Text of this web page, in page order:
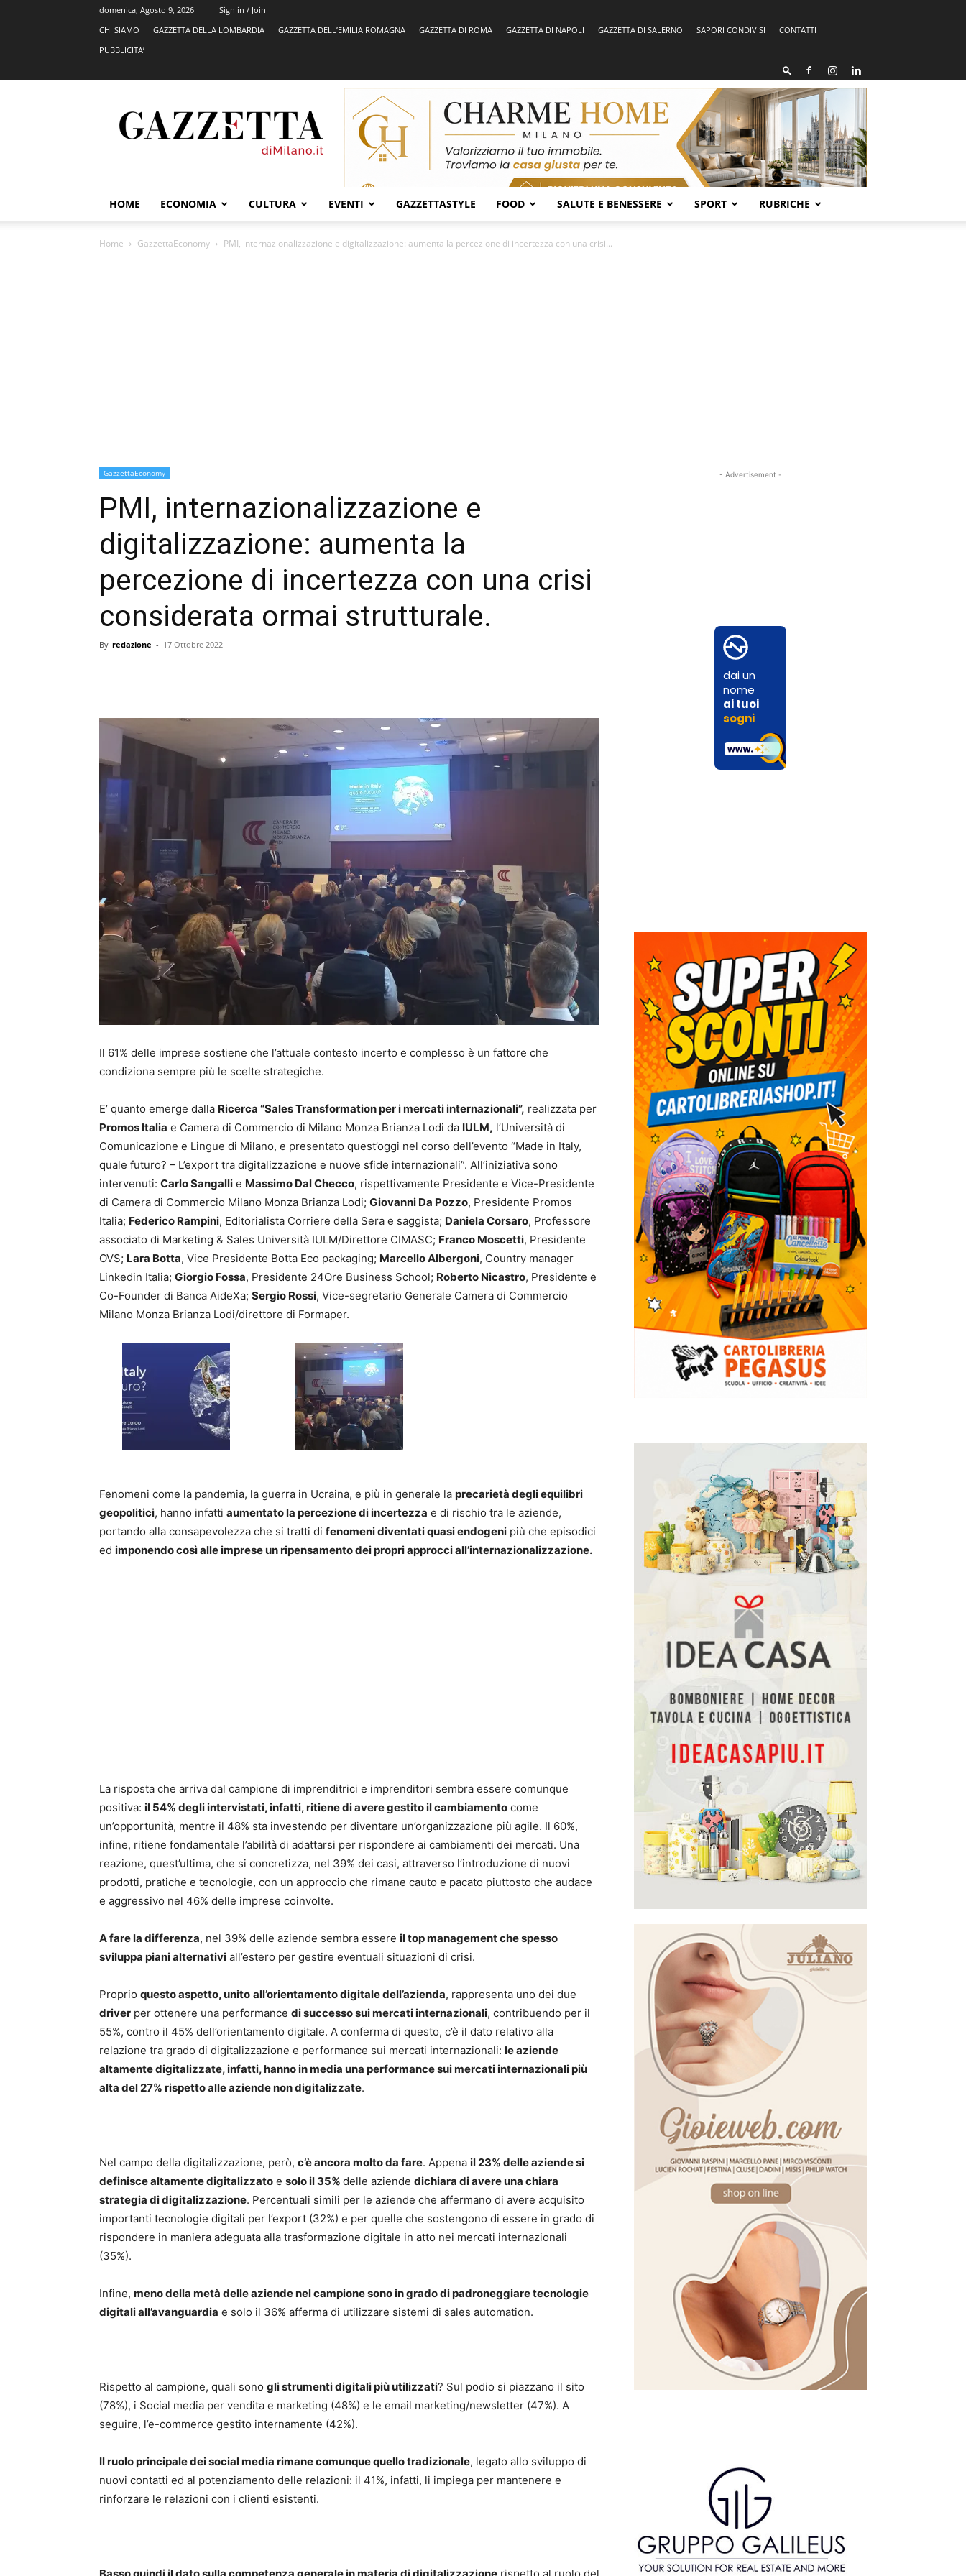
domenica, Agosto 9, 2026
Sign in / Join
CHI SIAMO
GAZZETTA DELLA LOMBARDIA GAZZETTA DELL’EMILIA ROMAGNA GAZZETTA DI ROMA GAZZETTA DI NAPOLI GAZZETTA DI SALERNO SAPORI CONDIVISI
CONTATTI
PUBBLICITA’
HOME ECONOMIA CULTURA EVENTI GAZZETTASTYLE FOOD SALUTE E BENESSERE SPORT RUBRICHE
Home GazzettaEconomy PMI, internazionalizzazione e digitalizzazione: aumenta la percezione di incertezza con una crisi...
GazzettaEconomy
PMI, internazionalizzazione e
digitalizzazione: aumenta la
percezione di incertezza con una crisi
considerata ormai strutturale.
By redazione - 17 Ottobre 2022
Il 61% delle imprese sostiene che l’attuale contesto incerto e complesso è un fattore che
condiziona sempre più le scelte strategiche.
E’ quanto emerge dalla Ricerca “Sales Transformation per i mercati internazionali”, realizzata per
Promos Italia e Camera di Commercio di Milano Monza Brianza Lodi da IULM, l’Università di
Comunicazione e Lingue di Milano, e presentato quest’oggi nel corso dell’evento “Made in Italy,
quale futuro? – L’export tra digitalizzazione e nuove sfide internazionali”. All’iniziativa sono
intervenuti: Carlo Sangalli e Massimo Dal Checco, rispettivamente Presidente e Vice-Presidente
di Camera di Commercio Milano Monza Brianza Lodi; Giovanni Da Pozzo, Presidente Promos
Italia; Federico Rampini, Editorialista Corriere della Sera e saggista; Daniela Corsaro, Professore
associato di Marketing & Sales Università IULM/Direttore CIMASC; Franco Moscetti, Presidente
OVS; Lara Botta, Vice Presidente Botta Eco packaging; Marcello Albergoni, Country manager
Linkedin Italia; Giorgio Fossa, Presidente 24Ore Business School; Roberto Nicastro, Presidente e
Co-Founder di Banca AideXa; Sergio Rossi, Vice-segretario Generale Camera di Commercio
Milano Monza Brianza Lodi/direttore di Formaper.
Fenomeni come la pandemia, la guerra in Ucraina, e più in generale la precarietà degli equilibri
geopolitici, hanno infatti aumentato la percezione di incertezza e di rischio tra le aziende,
portando alla consapevolezza che si tratti di fenomeni diventati quasi endogeni più che episodici
ed imponendo così alle imprese un ripensamento dei propri approcci all’internazionalizzazione.
La risposta che arriva dal campione di imprenditrici e imprenditori sembra essere comunque
positiva: il 54% degli intervistati, infatti, ritiene di avere gestito il cambiamento come
un’opportunità, mentre il 48% sta investendo per diventare un’organizzazione più agile. Il 60%,
infine, ritiene fondamentale l’abilità di adattarsi per rispondere ai cambiamenti dei mercati. Una
reazione, quest’ultima, che si concretizza, nel 39% dei casi, attraverso l’introduzione di nuovi
prodotti, pratiche e tecnologie, con un approccio che rimane cauto e pacato piuttosto che audace
e aggressivo nel 46% delle imprese coinvolte.
A fare la differenza, nel 39% delle aziende sembra essere il top management che spesso
sviluppa piani alternativi all’estero per gestire eventuali situazioni di crisi.
Proprio questo aspetto, unito all’orientamento digitale dell’azienda, rappresenta uno dei due
driver per ottenere una performance di successo sui mercati internazionali, contribuendo per il
55%, contro il 45% dell’orientamento digitale. A conferma di questo, c’è il dato relativo alla
relazione tra grado di digitalizzazione e performance sui mercati internazionali: le aziende
altamente digitalizzate, infatti, hanno in media una performance sui mercati internazionali più
alta del 27% rispetto alle aziende non digitalizzate.
Nel campo della digitalizzazione, però, c’è ancora molto da fare. Appena il 23% delle aziende si
definisce altamente digitalizzato e solo il 35% delle aziende dichiara di avere una chiara
strategia di digitalizzazione. Percentuali simili per le aziende che affermano di avere acquisito
importanti tecnologie digitali per l’export (32%) e per quelle che sostengono di essere in grado di
rispondere in maniera adeguata alla trasformazione digitale in atto nei mercati internazionali
(35%).
Infine, meno della metà delle aziende nel campione sono in grado di padroneggiare tecnologie
digitali all’avanguardia e solo il 36% afferma di utilizzare sistemi di sales automation.
Rispetto al campione, quali sono gli strumenti digitali più utilizzati? Sul podio si piazzano il sito
(78%), i Social media per vendita e marketing (48%) e le email marketing/newsletter (47%). A
seguire, l’e-commerce gestito internamente (42%).
Il ruolo principale dei social media rimane comunque quello tradizionale, legato allo sviluppo di
nuovi contatti ed al potenziamento delle relazioni: il 41%, infatti, li impiega per mantenere e
rinforzare le relazioni con i clienti esistenti.
- Advertisement -